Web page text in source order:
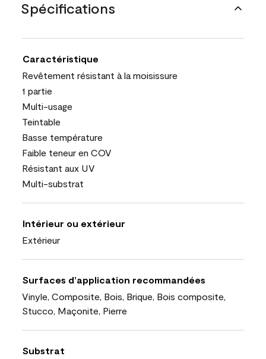
Spécifications
Caractéristique
Revêtement résistant à la moisissure
1 partie
Multi-usage
Teintable
Basse température
Faible teneur en COV
Résistant aux UV
Multi-substrat
Intérieur ou extérieur
Extérieur
Surfaces d’application recommandées
Vinyle, Composite, Bois, Brique, Bois composite,
Stucco, Maçonite, Pierre
Substrat